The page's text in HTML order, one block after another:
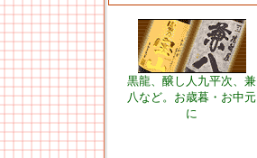
黒龍、醸し人九平次、兼
八など。お歳暮・お中元
に